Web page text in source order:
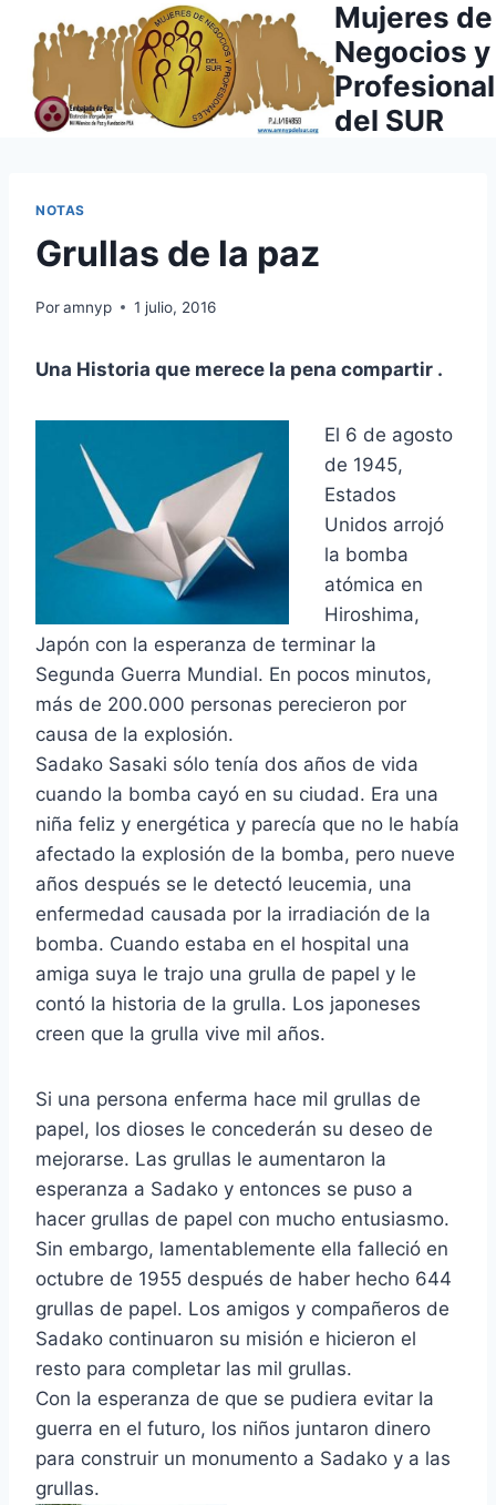
contenido
Mujeres de
Negocios y
del SUR
NOTAS
Grullas de la paz
Poramnyp 1 julio, 2016
Una Historia que merece la pena compartir .
El 6 de agosto
de 1945,
Estados
Unidos arrojó
la bomba
atómica en
Hiroshima,
Japón con la esperanza de terminar la
Segunda Guerra Mundial. En pocos minutos,
más de 200.000 personas perecieron por
causa de la explosión.
Sadako Sasaki sólo tenía dos años de vida
cuando la bomba cayó en su ciudad. Era una
niña feliz y energética y parecía que no le había
afectado la explosión de la bomba, pero nueve
años después se le detectó leucemia, una
enfermedad causada por la irradiación de la
bomba. Cuando estaba en el hospital una
amiga suya le trajo una grulla de papel y le
contó la historia de la grulla. Los japoneses
creen que la grulla vive mil años.
Si una persona enferma hace mil grullas de
papel, los dioses le concederán su deseo de
mejorarse. Las grullas le aumentaron la
esperanza a Sadako y entonces se puso a
hacer grullas de papel con mucho entusiasmo.
Sin embargo, lamentablemente ella falleció en
octubre de 1955 después de haber hecho 644
grullas de papel. Los amigos y compañeros de
Sadako continuaron su misión e hicieron el
resto para completar las mil grullas.
Con la esperanza de que se pudiera evitar la
guerra en el futuro, los niños juntaron dinero
para construir un monumento a Sadako y a las
grullas.